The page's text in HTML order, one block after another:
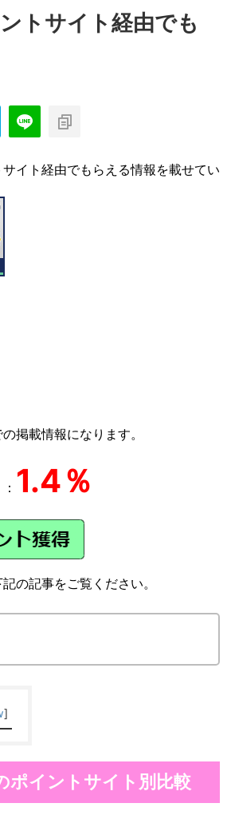
トサイト経由でも
イト経由でもらえる情報を載せてい
掲載情報になります。
1.4％
の記事をご覧ください。
]
ポイントサイト別比較